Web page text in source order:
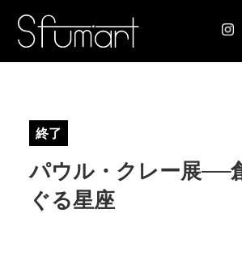
EXHIBITION 展
MUSEUM
終了
パウル・クレー展──
ぐる星座